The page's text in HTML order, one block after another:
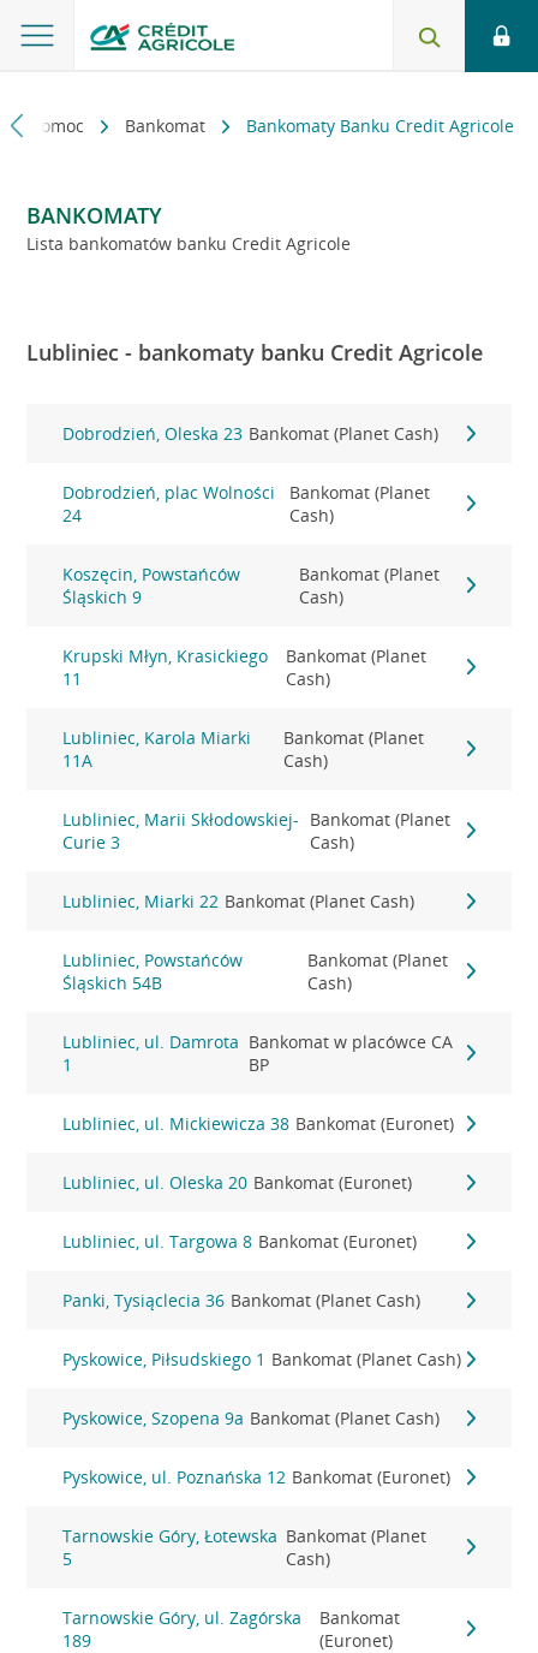
i pomoc Bankomat Bankomaty Banku Credit Agricole
BANKOMATY
Lista bankomatów banku Credit Agricole
Lubliniec - bankomaty banku Credit Agricole
Dobrodzień, Oleska 23 Bankomat (Planet Cash)
Dobrodzień, plac Wolności
24
Bankomat (Planet
Cash)
Koszęcin, Powstańców
Śląskich 9
Bankomat (Planet
Cash)
Krupski Młyn, Krasickiego
11
Bankomat (Planet
Cash)
Lubliniec, Karola Miarki
11A
Bankomat (Planet
Cash)
Lubliniec, Marii Skłodowskiej-
Curie 3
Bankomat (Planet
Cash)
Lubliniec, Miarki 22 Bankomat (Planet Cash)
Lubliniec, Powstańców
Śląskich 54B
Bankomat (Planet
Cash)
Lubliniec, ul. Damrota
1
Bankomat w placówce CA
BP
Lubliniec, ul. Mickiewicza 38 Bankomat (Euronet)
Lubliniec, ul. Oleska 20 Bankomat (Euronet)
Lubliniec, ul. Targowa 8 Bankomat (Euronet)
Panki, Tysiąclecia 36 Bankomat (Planet Cash)
Pyskowice, Piłsudskiego 1 Bankomat (Planet Cash)
Pyskowice, Szopena 9a Bankomat (Planet Cash)
Pyskowice, ul. Poznańska 12 Bankomat (Euronet)
Tarnowskie Góry, Łotewska
5
Bankomat (Planet
Cash)
Tarnowskie Góry, ul. Zagórska
189
Bankomat
(Euronet)